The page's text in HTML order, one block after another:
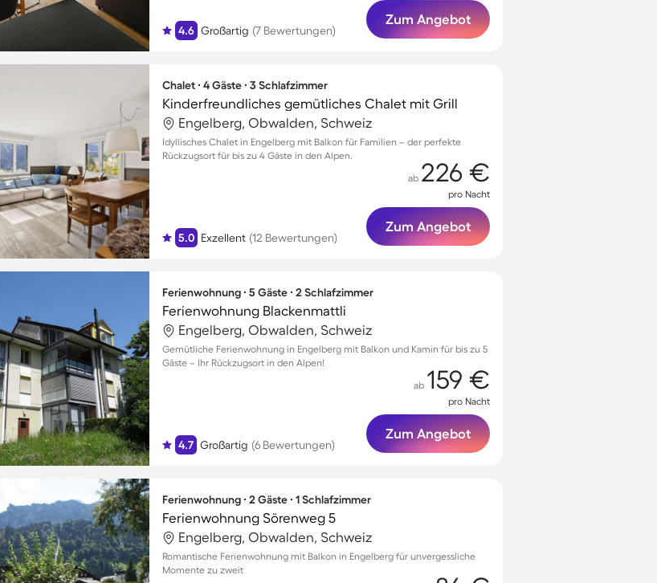
4.6 Großartig (7 Bewertungen)
Zum Angebot
Chalet ∙ 4 Gäste ∙ 3 Schlafzimmer
Kinderfreundliches gemütliches Chalet mit Grill
Engelberg, Obwalden, Schweiz
Idyllisches Chalet in Engelberg mit Balkon für Familien – der perfekte
Rückzugsort für bis zu 4 Gäste in den Alpen.
5.0 Exzellent (12 Bewertungen)
ab 226 €
pro Nacht
Zum Angebot
Ferienwohnung ∙ 5 Gäste ∙ 2 Schlafzimmer
Ferienwohnung Blackenmattli
Engelberg, Obwalden, Schweiz
Gemütliche Ferienwohnung in Engelberg mit Balkon und Kamin für bis zu 5
Gäste – Ihr Rückzugsort in den Alpen!
4.7 Großartig (6 Bewertungen)
ab 159 €
pro Nacht
Zum Angebot
Ferienwohnung ∙ 2 Gäste ∙ 1 Schlafzimmer
Ferienwohnung Sörenweg 5
Engelberg, Obwalden, Schweiz
Romantische Ferienwohnung mit Balkon in Engelberg für unvergessliche
Momente zu zweit